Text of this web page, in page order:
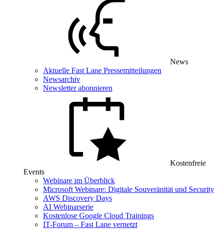
News
Aktuelle Fast Lane Pressemitteilungen
Newsarchiv
Newsletter abonnieren
Kostenfreie
Events
Webinare im Überblick
Microsoft Webinare: Digitale Souveränität und Security
AWS Discovery Days
AI Webinarserie
Kostenlose Google Cloud Trainings
IT-Forum – Fast Lane vernetzt